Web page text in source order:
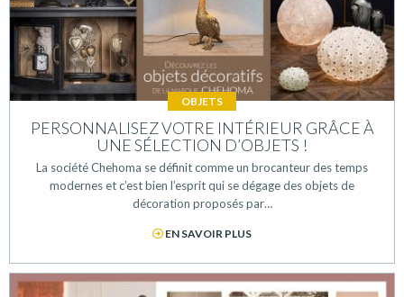
OBJETS
PERSONNALISEZ VOTRE INTÉRIEUR GRÂCE À
UNE SÉLECTION D’OBJETS !
La société Chehoma se définit comme un brocanteur des temps
modernes et c’est bien l’esprit qui se dégage des objets de
décoration proposés par…
EN SAVOIR PLUS